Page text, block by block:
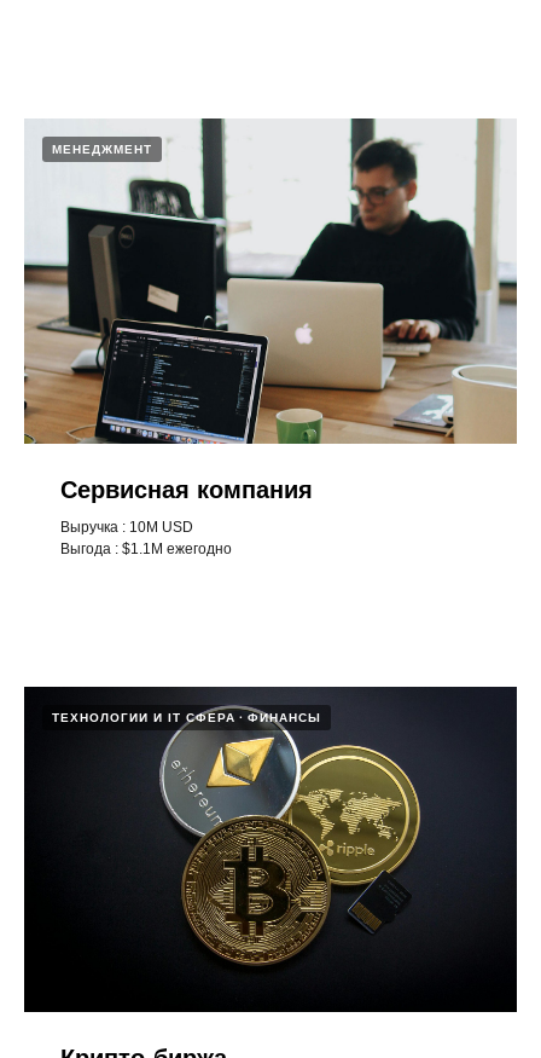
МЕНЕДЖМЕНТ
Сервисная компания
Выручка : 10M USD
Выгода : $1.1M ежегодно
ТЕХНОЛОГИИ И IT СФЕРА ФИНАНСЫ